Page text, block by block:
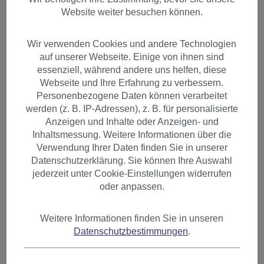
Haarteil gewellt halblang mit
Butterfly-Clip Blond-Mix JL-
Website weiter besuchen können.
Wir verwenden Cookies und andere Technologien
auf unserer Webseite. Einige von ihnen sind
essenziell, während andere uns helfen, diese
Webseite und Ihre Erfahrung zu verbessern.
Personenbezogene Daten können verarbeitet
werden (z. B. IP-Adressen), z. B. für personalisierte
Anzeigen und Inhalte oder Anzeigen- und
Inhaltsmessung. Weitere Informationen über die
Verwendung Ihrer Daten finden Sie in unserer
Datenschutzerklärung. Sie können Ihre Auswahl
jederzeit unter Cookie-Einstellungen widerrufen
oder anpassen.
Weitere Informationen finden Sie in unseren
Datenschutzbestimmungen.